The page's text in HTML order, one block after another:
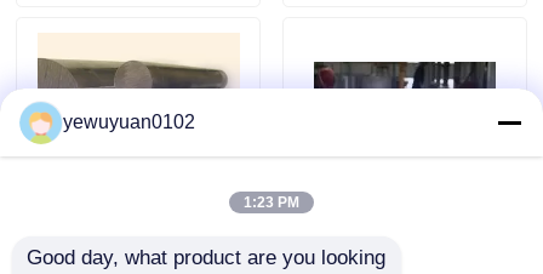
Controle da qualidade
Contacte-nos
Casos
Transportes Barras Resistência à
yewuyuan0102
1:23 PM
Good day, what product are you looking